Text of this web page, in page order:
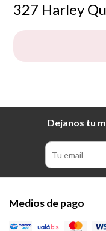
327 Harley
Dejanos tu
Medios de pago